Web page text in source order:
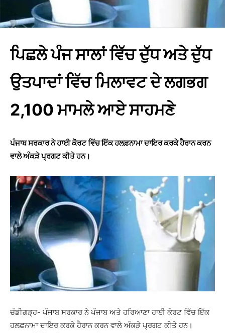
ਪਿਛਲੇ ਪੰਜ ਸਾਲਾਂ ਵਿੱਚ ਦੁੱਧ ਅਤੇ ਦੁੱਧ
ਉਤਪਾਦਾਂ ਵਿੱਚ ਮਿਲਾਵਟ ਦੇ ਲਗਭਗ
2,100 ਮਾਮਲੇ ਆਏ ਸਾਹਮਣੇ
ਪੰਜਾਬ ਸਰਕਾਰ ਨੇ ਹਾਈ ਕੋਰਟ ਵਿੱਚ ਇੱਕ ਹਲਫ਼ਨਾਮਾ ਦਾਇਰ ਕਰਕੇ ਹੈਰਾਨ ਕਰਨ
ਵਾਲੇ ਅੰਕੜੇ ਪ੍ਰਗਟ ਕੀਤੇ ਹਨ।
ਚੰਡੀਗੜ੍ਹ- ਪੰਜਾਬ ਸਰਕਾਰ ਨੇ ਪੰਜਾਬ ਅਤੇ ਹਰਿਆਣਾ ਹਾਈ ਕੋਰਟ ਵਿੱਚ ਇੱਕ
ਹਲਫ਼ਨਾਮਾ ਦਾਇਰ ਕਰਕੇ ਹੈਰਾਨ ਕਰਨ ਵਾਲੇ ਅੰਕੜੇ ਪ੍ਰਗਟ ਕੀਤੇ ਹਨ।